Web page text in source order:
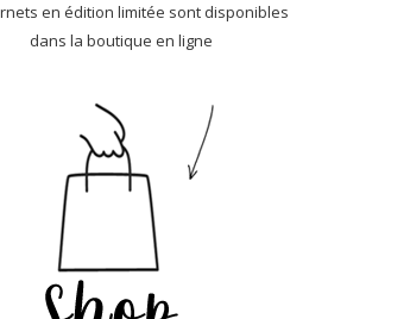
en édition limitée sont disponibles
dans la boutique en ligne